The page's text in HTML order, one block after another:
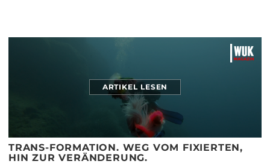
ARTIKEL LESEN
TRANS-FORMATION. WEG VOM FIXIERTEN,
HIN ZUR VERÄNDERUNG.